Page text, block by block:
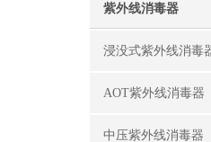
紫外线消毒器
浸没式紫外线消毒
AOT紫外线消毒器
中压紫外线消毒器